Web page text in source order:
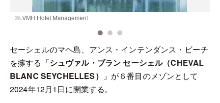
©️LVMH Hotel Management
セーシェルのマヘ島、アンス・インテンダンス・ビーチ
を擁する「シュヴァル・ブラン セーシェル（CHEVAL
BLANC SEYCHELLES）
」が６番目のメゾンとして
2024年12月1日に開業する。